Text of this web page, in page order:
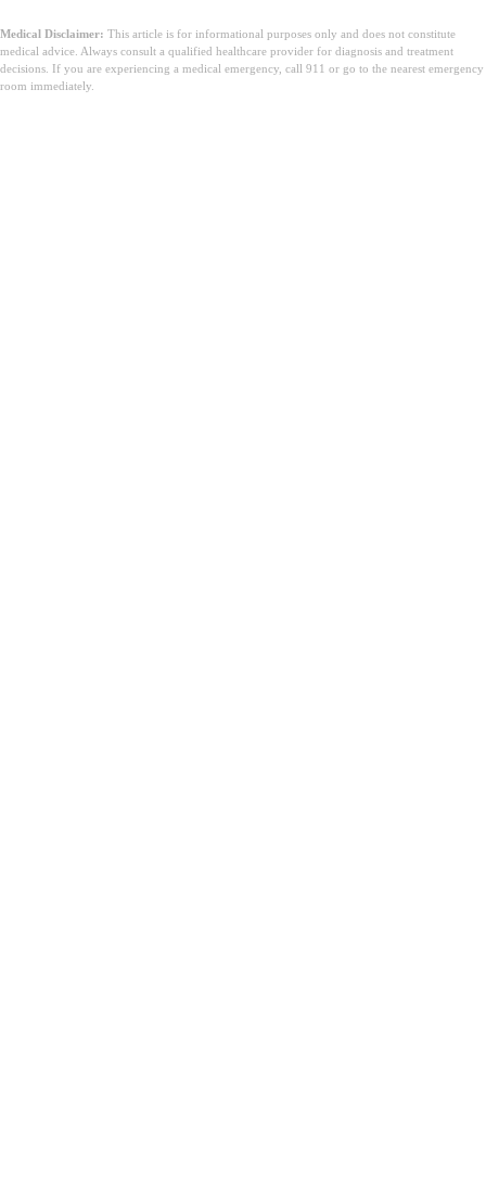
Medical Disclaimer: This article is for informational purposes only and does not constitute
medical advice. Always consult a qualified healthcare provider for diagnosis and treatment
decisions. If you are experiencing a medical emergency, call 911 or go to the nearest emergency
room immediately.